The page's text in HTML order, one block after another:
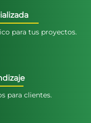
para tus proyectos.
para clientes.